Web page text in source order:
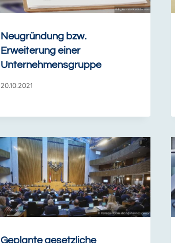
Neugründung bzw.
Erweiterung einer
Unternehmensgruppe
20.10.2021
Geplante gesetzliche